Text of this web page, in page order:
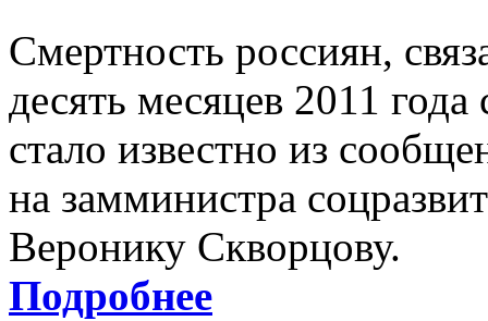
Смертность россиян,
десять месяцев 2011
стало известно из
на замминистра
Веронику Скворцову.
Подробнее